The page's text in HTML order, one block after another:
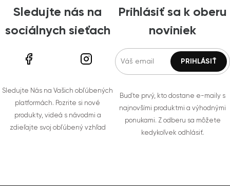
Sledujte nás na
sociálnych sieťach
Sledujte Nás na Vašich obľúbených
platformách. Pozrite si nové
produkty, videá s návodmi a
zdieľajte svoj obľúbený vzhľad
Prihlásiť sa k oberu
noviniek
Buďte prvý, kto dostane e-maily s
najnovšími produktmi a výhodnými
ponukami. Z odberu sa môžete
kedykoľvek odhlásiť.